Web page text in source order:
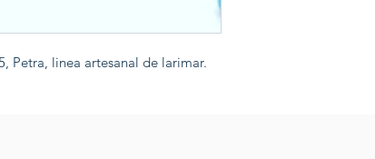
Petra, linea artesanal de larimar.